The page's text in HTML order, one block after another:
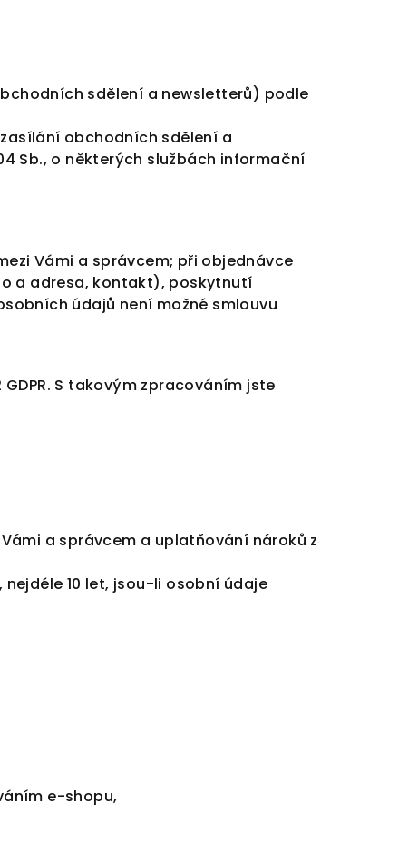
sdělení a newsletterů) podle
obchodních sdělení a
Sb., o některých službách informační
Vámi a správcem; při objednávce
a adresa, kontakt), poskytnutí
údajů není možné smlouvu
S takovým zpracováním jste
a správcem a uplatňování nároků z
10 let, jsou-li osobní údaje
e-shopu,